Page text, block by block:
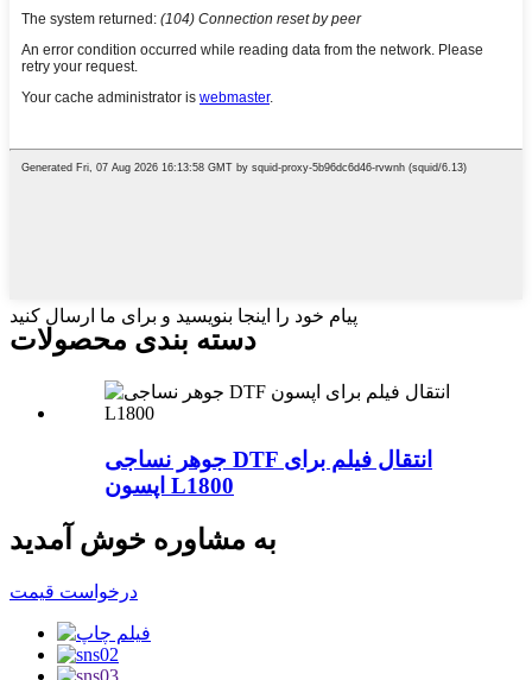
پیام خود را اینجا بنویسید و برای ما ارسال کنید
دسته بندی محصولات
جوهر نساجی DTF انتقال فیلم برای
اپسون L1800
به مشاوره خوش آمدید
درخواست قیمت